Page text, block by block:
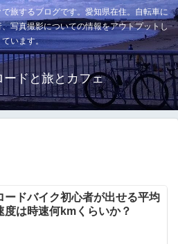
旅するブログです。愛知県在住。自転車に
写真撮影についての情報をアウトプットし
ています。
ードと旅とカフェ
ードバイク初心者が出せる平均
度は時速何kmくらいか？